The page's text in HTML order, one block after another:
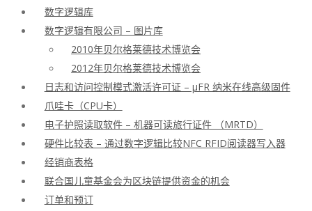
数字逻辑库
数字逻辑有限公司 – 图片库
2010年贝尔格莱德技术博览会
2012年贝尔格莱德技术博览会
日志和访问控制模式激活许可证 – μFR 纳米在线高级固件
爪哇卡（CPU卡）
电子护照读取软件 – 机器可读旅行证件 （MRTD）
硬件比较表 – 通过数字逻辑比较NFC RFID阅读器写入器
经销商表格
联合国儿童基金会为区块链提供资金的机会
订单和预订